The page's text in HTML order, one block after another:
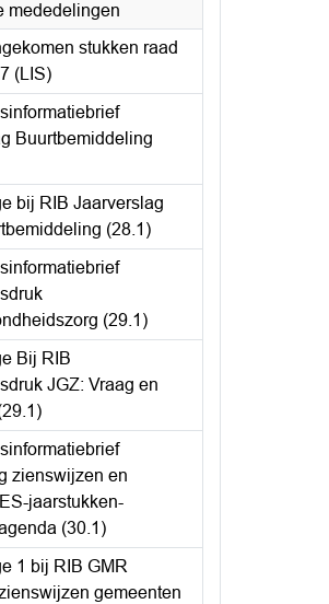
mededelingen
stukken raad
(LIS)
Buurtbemiddeling
bij RIB Jaarverslag
(28.1)
(29.1)
Bij RIB
JGZ: Vraag en
zienswijzen en
jaarstukken-
(30.1)
1 bij RIB GMR
gemeenten